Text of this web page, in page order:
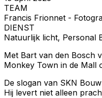
TEAM
Francis Frionnet -
DIENST
Natuurlijk licht, Personal
Met Bart van den Bosch
Monkey Town in de Mall
De slogan van SKN
Hij levert niet alleen